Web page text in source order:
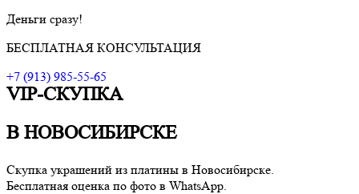
Деньги сразу!
БЕСПЛАТНАЯ КОНСУЛЬТАЦИЯ
+7 (913) 985-55-65
VIP-СКУПКА
В НОВОСИБИРСКЕ
Скупка украшений из платины в Новосибирске.
Бесплатная оценка по фото в WhatsApp.